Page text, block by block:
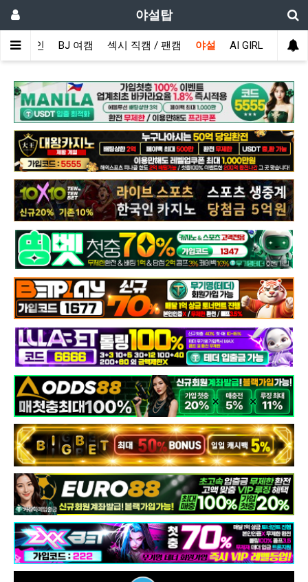
야설탑
메인 BJ 여캠 섹시 직캠 / 팬캠 야설 AI GIRL